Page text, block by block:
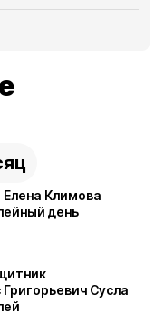
Елена Климова
день
Сусла